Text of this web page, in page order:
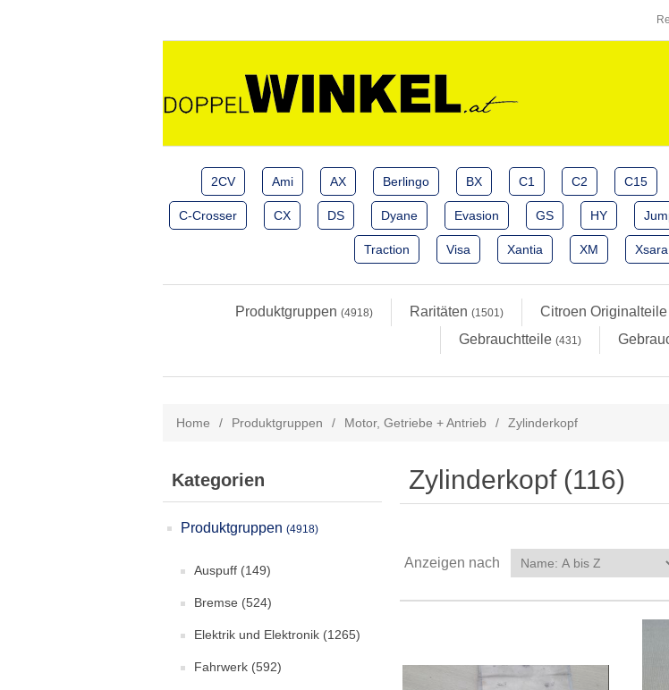
2CV Ami AX Berlingo BX C1 C2 C15
C-Crosser CX DS Dyane Evasion GS HY
Traction Visa Xantia XM Xsara
Produktgruppen (4918) Raritäten (1501) Citroen Originalteile
Gebrauchtteile (431)
Home / Produktgruppen / Motor, Getriebe + Antrieb / Zylinderkopf
Kategorien
Produktgruppen (4918)
Auspuff (149)
Bremse (524)
Elektrik und Elektronik (1265)
Fahrwerk (592)
Zylinderkopf (116)
Anzeigen nach